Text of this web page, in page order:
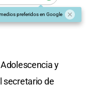
preferidos en Google
y
secretario de